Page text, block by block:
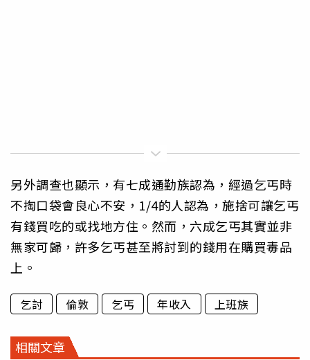
另外調查也顯示，有七成通勤族認為，經過乞丐時
不掏口袋會良心不安，1/4的人認為，施捨可讓乞丐
有錢買吃的或找地方住。然而，六成乞丐其實並非
無家可歸，許多乞丐甚至將討到的錢用在購買毒品
上。
乞討 倫敦 乞丐 年收入 上班族
相關文章